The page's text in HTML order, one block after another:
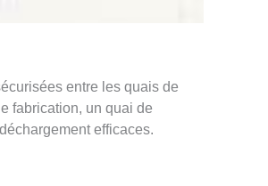
entre les quais de
fabrication, un quai de
efficaces.